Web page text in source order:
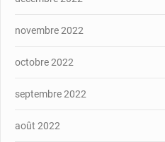
novembre 2022
octobre 2022
septembre 2022
août 2022